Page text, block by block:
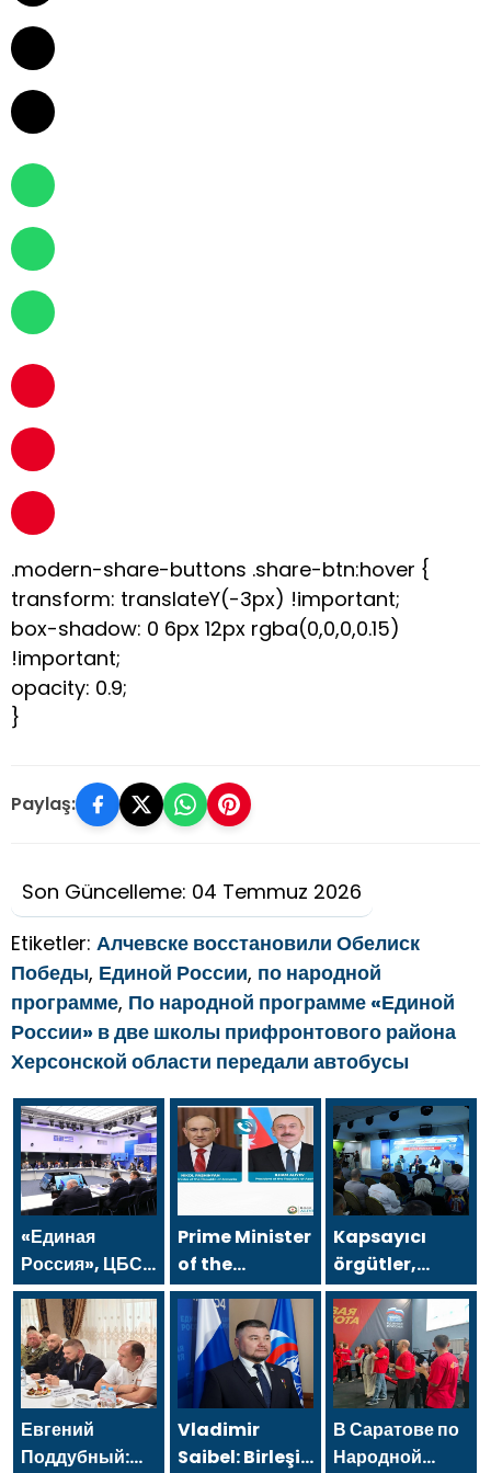
.modern-share-buttons .share-btn:hover {
transform: translateY(-3px) !important;
box-shadow: 0 6px 12px rgba(0,0,0,0.15)
!important;
opacity: 0.9;
}
Paylaş:
Son Güncelleme: 04 Temmuz 2026
Etiketler: Алчевске восстановили Обелиск
Победы, Единой России, по народной
программе, По народной программе «Единой
России» в две школы прифронтового района
Херсонской области передали автобусы
«Единая
Россия», ЦБСТ
и сервис по
поиску работы
SuperJob
создадут
первую в
России
специализированную
Prime Minister
of the
Republic of
Armenia Nikol
Pashinyan
called
President of
the Republic
of Azerbaijan
Kapsayıcı
örgütler,
Birleşik
Rusya’nın yeni
Halk Programı
için Vladislav
Golovin’e
teklifler sundu
Евгений
Поддубный:
Vladimir
Saibel: Birleşik
В Саратове по
Народной